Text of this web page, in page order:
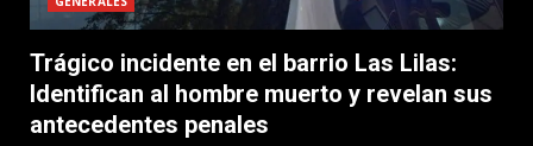
Trágico incidente en el barrio Las Lilas:
Identifican al hombre muerto y revelan sus
antecedentes penales